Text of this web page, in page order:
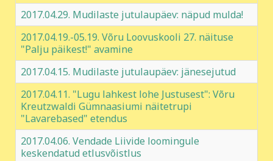
2017.04.29. Mudilaste jutulaupäev: näpud mulda!
2017.04.19.-05.19. Võru Loovuskooli 27. näituse
"Palju päikest!" avamine
2017.04.15. Mudilaste jutulaupäev: jänesejutud
2017.04.11. "Lugu lahkest lohe Justusest": Võru
Kreutzwaldi Gümnaasiumi näitetrupi
"Lavarebased" etendus
2017.04.06. Vendade Liivide loomingule
keskendatud etlusvõistlus